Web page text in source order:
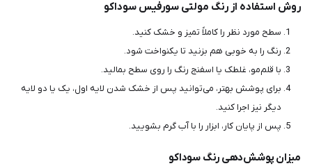
روش استفاده از رنگ مولتی سورفیس سوداکو
سطح مورد نظر را کاملاً تمیز و خشک کنید.
رنگ را به خوبی هم بزنید تا یکنواخت شود.
با قلم‌مو، غلطک یا اسفنج رنگ را روی سطح بمالید.
برای پوشش بهتر، می‌توانید پس از خشک شدن لایه اول، یک یا دو لایه
دیگر نیز اجرا کنید.
پس از پایان کار، ابزار را با آب گرم بشویید.
میزان پوشش‌دهی رنگ سوداکو